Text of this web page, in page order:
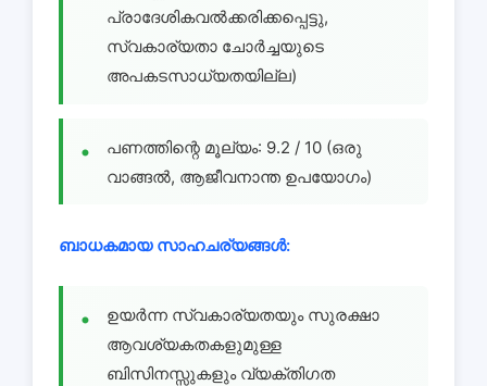
പ്രാദേശികവൽക്കരിക്കപ്പെട്ടു,
സ്വകാര്യതാ ചോർച്ചയുടെ
അപകടസാധ്യതയില്ല)
പണത്തിന്റെ മൂല്യം: 9.2 / 10 (ഒരു
വാങ്ങൽ, ആജീവനാന്ത ഉപയോഗം)
ബാധകമായ സാഹചര്യങ്ങൾ:
ഉയർന്ന സ്വകാര്യതയും സുരക്ഷാ
ആവശ്യകതകളുമുള്ള
ബിസിനസ്സുകളും വ്യക്തിഗത